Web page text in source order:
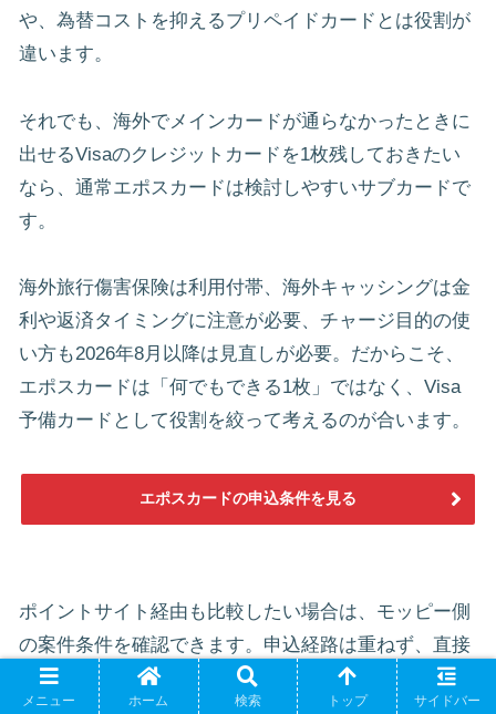
や、為替コストを抑えるプリペイドカードとは役割が
違います。
それでも、海外でメインカードが通らなかったときに
出せるVisaのクレジットカードを1枚残しておきたい
なら、通常エポスカードは検討しやすいサブカードで
す。
海外旅行傷害保険は利用付帯、海外キャッシングは金
利や返済タイミングに注意が必要、チャージ目的の使
い方も2026年8月以降は見直しが必要。だからこそ、
エポスカードは「何でもできる1枚」ではなく、Visa
予備カードとして役割を絞って考えるのが合います。
エポスカードの申込条件を見る
ポイントサイト経由も比較したい場合は、モッピー側
の案件条件を確認できます。申込経路は重ねず、直接
ASPかポイントサイト経由かを選んで進みます。
メニュー ホーム 検索 トップ サイドバー